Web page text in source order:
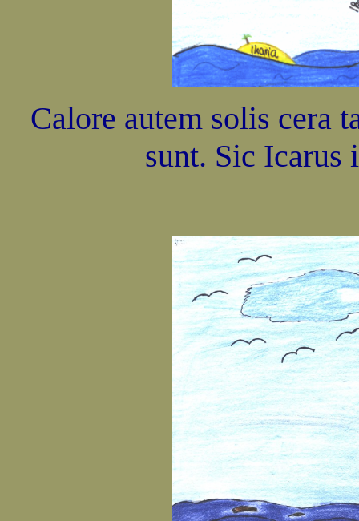
Calore autem solis cera
sunt. Sic